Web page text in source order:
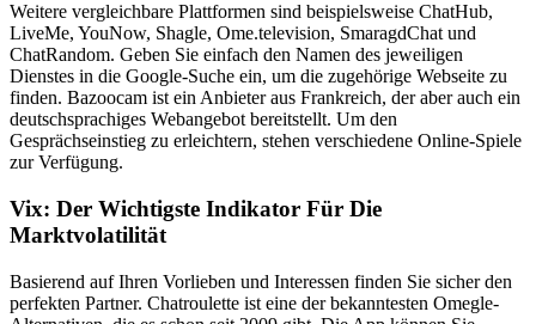
Weitere vergleichbare Plattformen sind beispielsweise ChatHub,
LiveMe, YouNow, Shagle, Ome.television, SmaragdChat und
ChatRandom. Geben Sie einfach den Namen des jeweiligen
Dienstes in die Google-Suche ein, um die zugehörige Webseite zu
finden. Bazoocam ist ein Anbieter aus Frankreich, der aber auch ein
deutschsprachiges Webangebot bereitstellt. Um den
Gesprächseinstieg zu erleichtern, stehen verschiedene Online-Spiele
zur Verfügung.
Vix: Der Wichtigste Indikator Für Die
Marktvolatilität
Basierend auf Ihren Vorlieben und Interessen finden Sie sicher den
perfekten Partner. Chatroulette ist eine der bekanntesten Omegle-